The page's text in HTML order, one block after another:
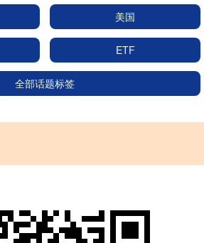
美国
ETF
全部话题标签